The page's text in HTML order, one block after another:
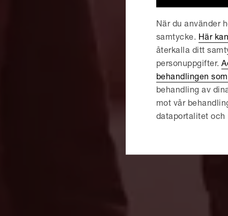
När du använder
samtycke. Här
återkalla ditt
personuppgifter.
behandlingen
behandling av
mot vår
dataportalitet och